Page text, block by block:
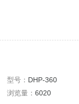
不锈钢搁板。外门打
型风扇，可以保证培养
型号： DHP-360
浏览量： 6020